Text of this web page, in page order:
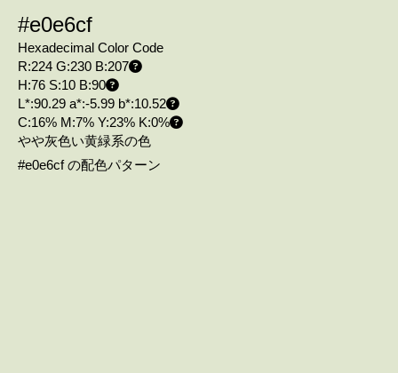
#e0e6cf
Hexadecimal Color Code
R:224 G:230 B:207
H:76 S:10 B:90
L*:90.29 a*:-5.99 b*:10.52
C:16% M:7% Y:23% K:0%
やや灰色い黄緑系の色
#e0e6cf の配色パターン